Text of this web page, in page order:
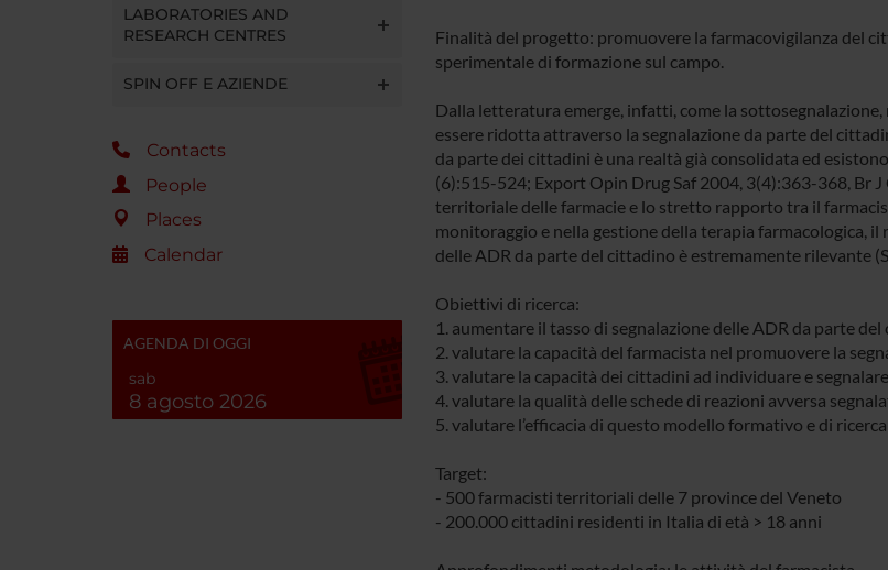
LABORATORIES AND
RESEARCH CENTRES
SPIN OFF E AZIENDE
Contacts
People
Places
Calendar
AGENDA DI OGGI
sab
8 agosto 2026
Finalità del progetto: promuovere la farmacovigilanza del
sperimentale di formazione sul campo.
Dalla letteratura emerge, infatti, come la
essere ridotta attraverso la segnalazione da parte del
da parte dei cittadini è una realtà già consolidata ed
(6):515-524; Export Opin Drug Saf 2004, 3(4):363-368, Br
territoriale delle farmacie e lo stretto rapporto tra il
monitoraggio e nella gestione della terapia farmacologica,
delle ADR da parte del cittadino è estremamente rilevante
Obiettivi di ricerca:
1. aumentare il tasso di segnalazione delle ADR da parte
2. valutare la capacità del farmacista nel promuovere la
3. valutare la capacità dei cittadini ad individuare e
4. valutare la qualità delle schede di reazioni avversa
5. valutare l’efficacia di questo modello formativo e di
Target:
- 500 farmacisti territoriali delle 7 province del Veneto
- 200.000 cittadini residenti in Italia di età > 18 anni